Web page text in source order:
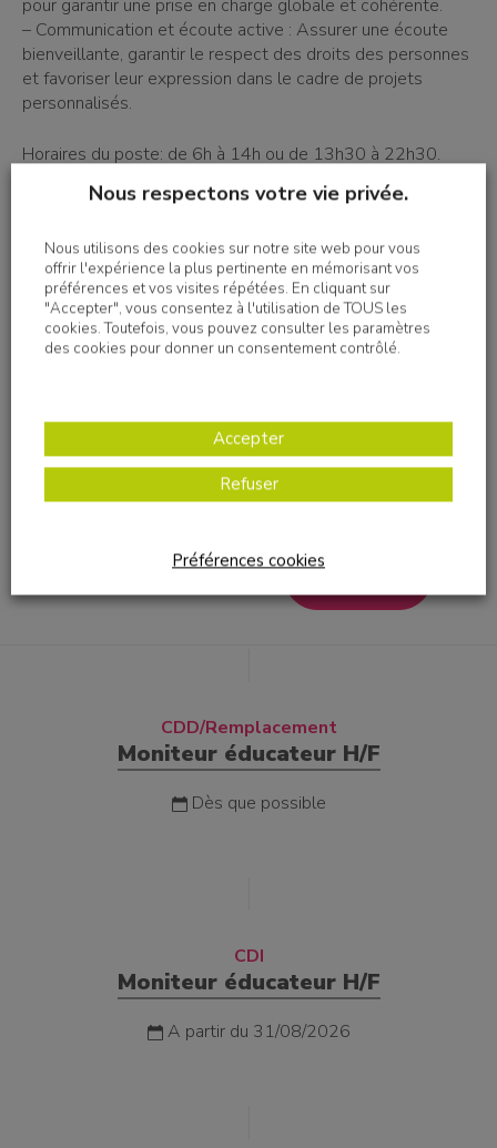
pour garantir une prise en charge globale et cohérente.
– Communication et écoute active : Assurer une écoute
bienveillante, garantir le respect des droits des personnes
et favoriser leur expression dans le cadre de projets
personnalisés.
Horaires du poste: de 6h à 14h ou de 13h30 à 22h30.
Profil
VOUS ÊTES NOTRE PERLE RARE SI Vous êtes titulaire du
Diplôme d'État de Moniteur-Éducateur ou d'un titre
équivalent et êtes animé(e) par le désir d'accompagner
contribuer à une société plus inclusive. Vous êtes à
l'écoute, rigoureux(se), créatif(ve) et aimez travailler en
équipe.
Postuler
CDD/Remplacement
Moniteur éducateur H/F
Dès que possible
CDI
Moniteur éducateur H/F
A partir du 31/08/2026
Nous respectons votre vie privée.
Nous utilisons des cookies sur notre site web pour vous
offrir l'expérience la plus pertinente en mémorisant vos
préférences et vos visites répétées. En cliquant sur
"Accepter", vous consentez à l'utilisation de TOUS les
cookies. Toutefois, vous pouvez consulter les paramètres
des cookies pour donner un consentement contrôlé.
Accepter
Refuser
Préférences cookies